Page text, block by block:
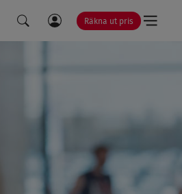
Räkna ut pris
LÄNK